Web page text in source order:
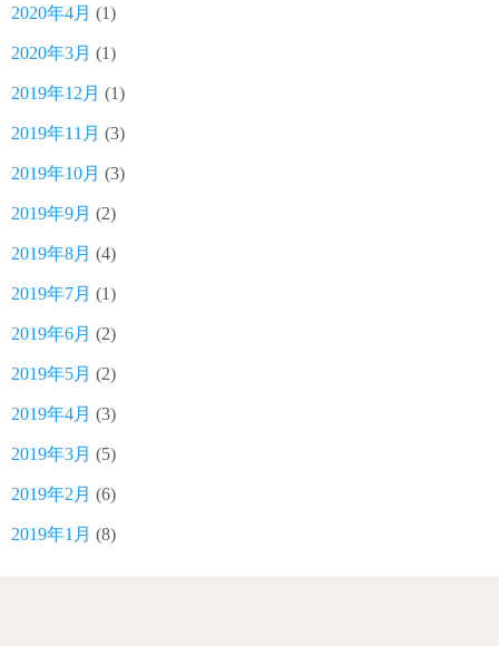
2020年4月 (1)
2020年3月 (1)
2019年12月 (1)
2019年11月 (3)
2019年10月 (3)
2019年9月 (2)
2019年8月 (4)
2019年7月 (1)
2019年6月 (2)
2019年5月 (2)
2019年4月 (3)
2019年3月 (5)
2019年2月 (6)
2019年1月 (8)